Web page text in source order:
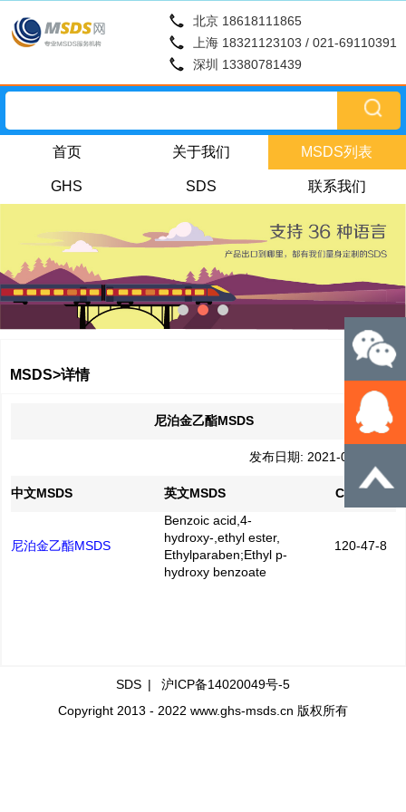
北京 18618111865
上海 18321123103 / 021-69110391
深圳 13380781439
首页 关于我们 MSDS列表
GHS SDS 联系我们
MSDS>详情
尼泊金乙酯MSDS
发布日期: 2021-03-14
中文MSDS 英文MSDS CAS No.
尼泊金乙酯MSDS
Benzoic acid,4-
hydroxy-,ethyl ester,
Ethylparaben;Ethyl p-
hydroxy benzoate
120-47-8
SDS | 沪ICP备14020049号-5
Copyright 2013 - 2022 www.ghs-msds.cn 版权所有